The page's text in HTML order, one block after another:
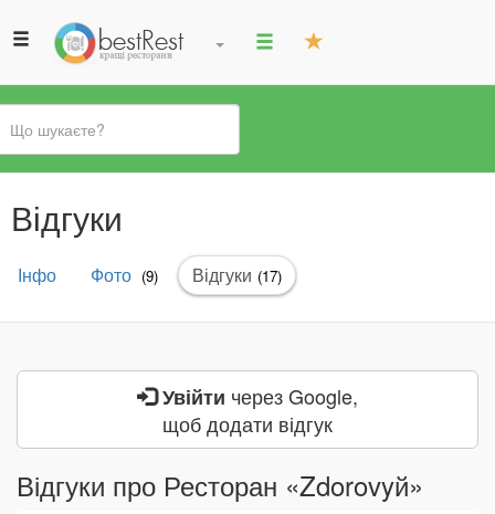
Ви
єВідгуки
Первинні
Інфо Фото (9) Відгуки (активна
вкладка)
(17)
Увійти через Google,
щоб додати відгук
Відгуки про Ресторан «Zdorovyй»